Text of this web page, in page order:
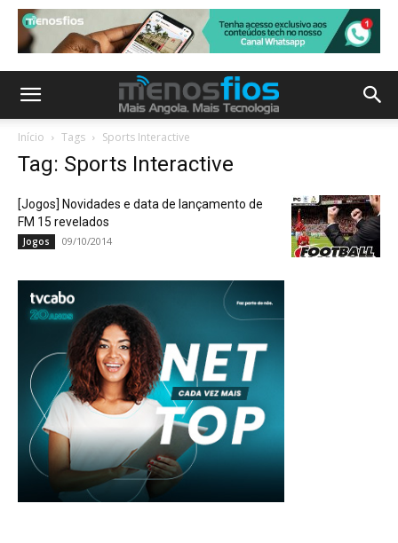
Início Tags Sports Interactive
Tag: Sports Interactive
[Jogos] Novidades e data de lançamento de
FM 15 revelados
Jogos 09/10/2014